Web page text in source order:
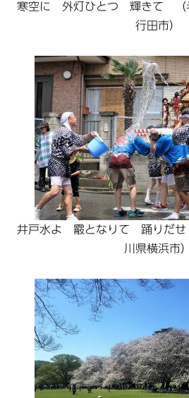
寒空に 外灯ひとつ 輝きて （
行田市）
井戸水よ 霰となりて 踊りだ
川県横浜市）